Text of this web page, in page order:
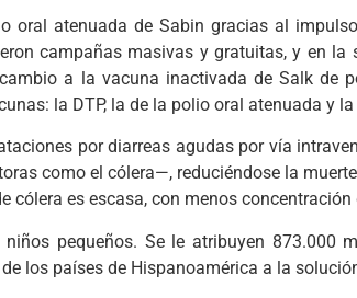
atenuada de Sabin gracias al
campañas masivas y gratuitas, y en
a la vacuna inactivada de Salk de
la DTP, la de la polio oral atenuada y
por diarreas agudas por vía
como el cólera—, reduciéndose la
cólera es escasa, con menos
pequeños. Se le atribuyen 873.000
los países de Hispanoamérica a la